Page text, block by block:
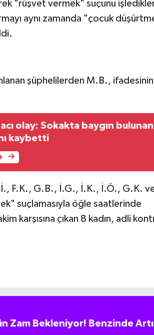
"rüşvet vermek" suçunu
aynı zamanda "çocuk
şüphelilerden M.B., ifadesinin
kaybetti
F.K., G.B., İ.G., İ.K., İ.Ö., G.K.
suçlamasıyla öğle saatlerinde
karşısına çıkan 8 kadın, adli
Zam Bekleniyor! Benzinde